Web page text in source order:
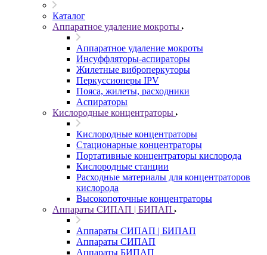
Каталог
Аппаратное удаление мокроты
Аппаратное удаление мокроты
Инсуффляторы-аспираторы
Жилетные виброперкуторы
Перкуссионеры IPV
Пояса, жилеты, расходники
Аспираторы
Кислородные концентраторы
Кислородные концентраторы
Стационарные концентраторы
Портативные концентраторы кислорода
Кислородные станции
Расходные материалы для концентраторов
кислорода
Высокопоточные концентраторы
Аппараты СИПАП | БИПАП
Аппараты СИПАП | БИПАП
Аппараты СИПАП
Аппараты БИПАП